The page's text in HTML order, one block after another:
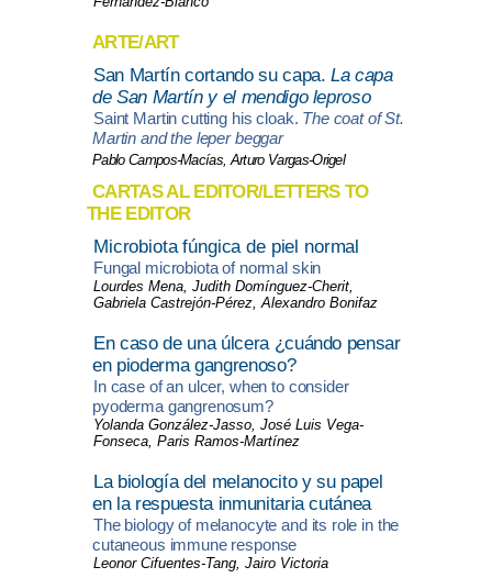
ARTE/ART
San Martín cortando su capa.La capa
de San Martín y el mendigo leproso
Saint Martin cutting his cloak. The coat of St.
Martin and the leper beggar
Pablo Campos-Macías, Arturo Vargas-Origel
CARTAS AL EDITOR/LETTERS TO
THE EDITOR
Microbiota fúngica de piel normal
Fungal microbiota of normal skin
Lourdes Mena, Judith Domínguez-Cherit,
Gabriela Castrejón-Pérez, Alexandro Bonifaz
En caso de una úlcera ¿cuándo pensar
en pioderma gangrenoso?
In case of an ulcer, when to consider
pyoderma gangrenosum?
Yolanda González-Jasso, José Luis Vega-
Fonseca, Paris Ramos-Martínez
La biología del melanocito y su papel
en la respuesta inmunitaria cutánea
The biology of melanocyte and its role in the
cutaneous immune response
Leonor Cifuentes-Tang, Jairo Victoria